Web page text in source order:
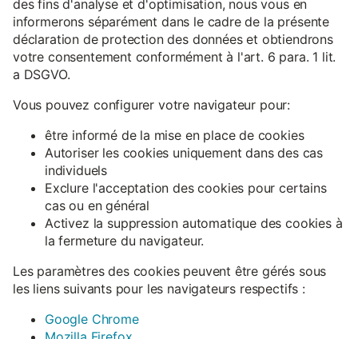
des fins d'analyse et d'optimisation, nous vous en
informerons séparément dans le cadre de la présente
déclaration de protection des données et obtiendrons
votre consentement conformément à l'art. 6 para. 1 lit.
a DSGVO.
Vous pouvez configurer votre navigateur pour:
être informé de la mise en place de cookies
Autoriser les cookies uniquement dans des cas
individuels
Exclure l'acceptation des cookies pour certains
cas ou en général
Activez la suppression automatique des cookies à
la fermeture du navigateur.
Les paramètres des cookies peuvent être gérés sous
les liens suivants pour les navigateurs respectifs :
Google Chrome